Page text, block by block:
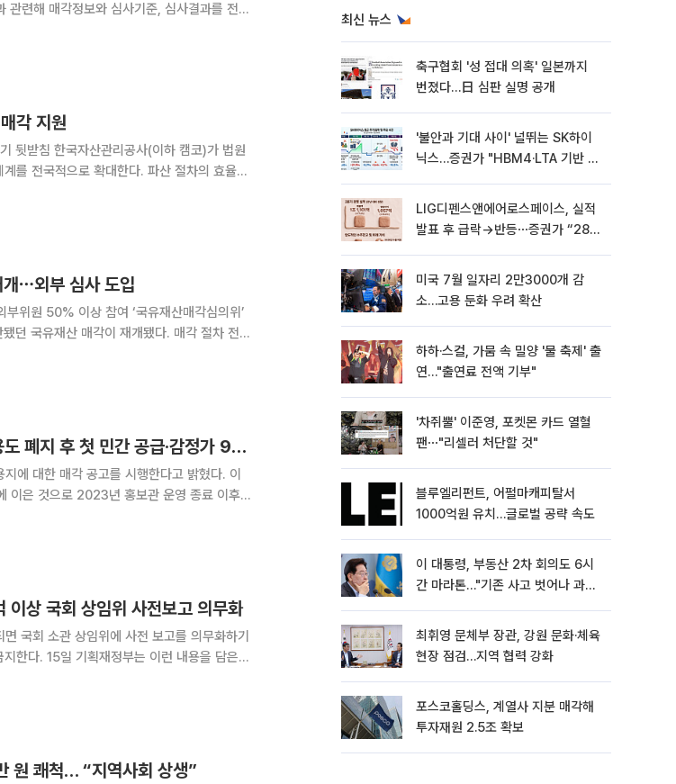
련해 매각정보와 심사기준, 심사결과를 전면
대해 “국
각 지원
캠코)가 법원
를 전국적으로 확대한다. 파산 절차의 효율성
을 체결했다고 4일
개⋯외부 심사 도입
위원 50% 이상 참여 ‘국유재산매각심의위’
상암 ‘DMC 홍보관’ 부지 매각… 지정용도 폐지 후 첫 민간 공급·감정가 922억
에 대한 매각 공고를 시행한다고 밝혔다. 이
이은 것으로 2023년 홍보관 운영 종료 이후
상 국회 상임위 사전보고 의무화
국회 소관 상임위에 사전 보고를 의무화하기
내용을 담은
회·언론 등
원 쾌척… “지역사회 상생”
최신 뉴스
축구협회 '성 접대 의혹' 일본까지
번졌다…日 심판 실명 공개
'불안과 기대 사이' 널뛰는 SK하이
닉스…증권가 "HBM4·LTA 기반 펀
LIG디펜스앤에어로스페이스, 실적
발표 후 급락→반등⋯증권가 “28년
미국 7월 일자리 2만3000개 감
소…고용 둔화 우려 확산
하하·스컬, 가뭄 속 밀양 '물 축제' 출
연…"출연료 전액 기부"
'차쥐뿔' 이준영, 포켓몬 카드 열혈
팬⋯"리셀러 처단할 것"
블루엘리펀트, 어펄마캐피탈서
1000억원 유치…글로벌 공략 속도
이 대통령, 부동산 2차 회의도 6시
간 마라톤…"기존 사고 벗어나 과감
최휘영 문체부 장관, 강원 문화·체육
현장 점검…지역 협력 강화
포스코홀딩스, 계열사 지분 매각해
투자재원 2.5조 확보